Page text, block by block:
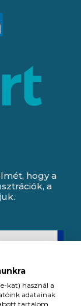
hogy a
a
kat) használ a
adatainak
tartalom